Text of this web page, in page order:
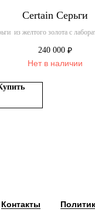
Certain Серьги
из желтого золота с
240 000 ₽
Нет в наличии
Контакты